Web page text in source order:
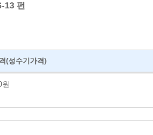
13 펀
(성수기가격)